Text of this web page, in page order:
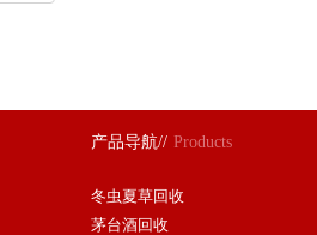
产品导航// Products
冬虫夏草回收
茅台酒回收